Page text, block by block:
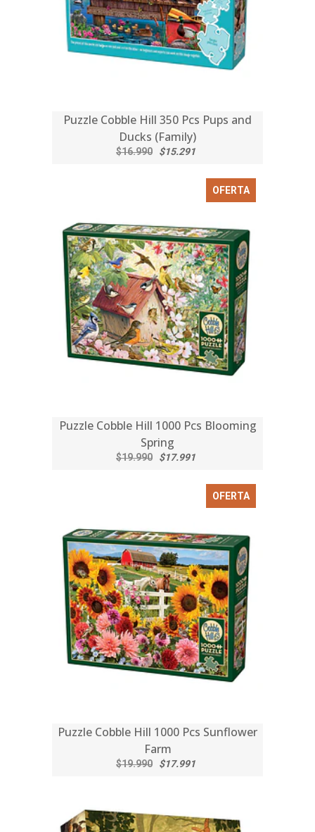
Puzzle Cobble Hill 350 Pcs Pups and
Ducks (Family)
$16.990 $15.291
OFERTA
Puzzle Cobble Hill 1000 Pcs Blooming
Spring
$19.990 $17.991
OFERTA
Puzzle Cobble Hill 1000 Pcs Sunflower
Farm
$19.990 $17.991